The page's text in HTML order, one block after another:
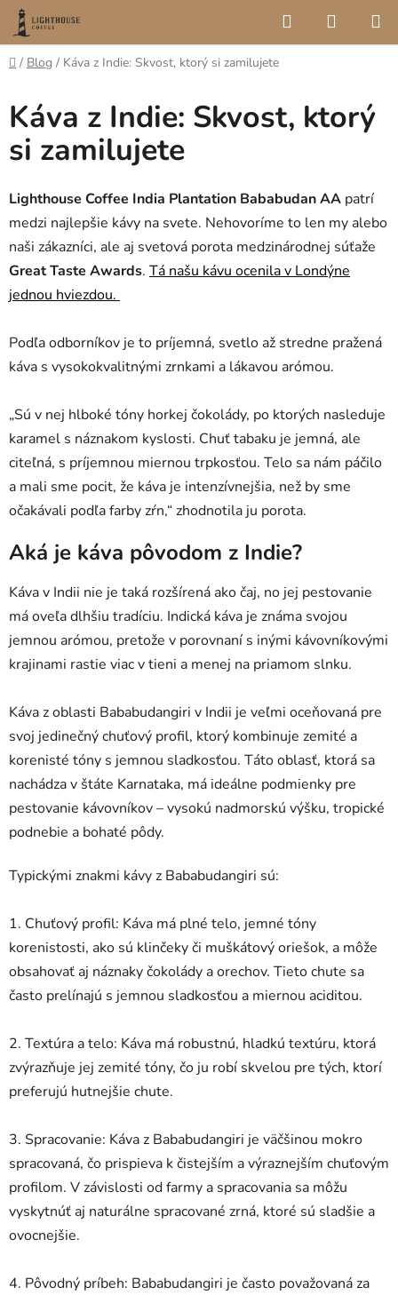
Prejsť
obsah
Hľadať
KOŠÍK
Domov
/ Blog / Káva z Indie: Skvost, ktorý si zamilujete
Káva z Indie: Skvost, ktorý
si zamilujete
Lighthouse Coffee India Plantation Bababudan AA patrí
medzi najlepšie kávy na svete. Nehovoríme to len my alebo
naši zákazníci, ale aj svetová porota medzinárodnej súťaže
Great Taste Awards. Tá našu kávu ocenila v Londýne
jednou hviezdou.
Podľa odborníkov je to príjemná, svetlo až stredne pražená
káva s vysokokvalitnými zrnkami a lákavou arómou.
„Sú v nej hlboké tóny horkej čokolády, po ktorých nasleduje
karamel s náznakom kyslosti. Chuť tabaku je jemná, ale
citeľná, s príjemnou miernou trpkosťou. Telo sa nám páčilo
a mali sme pocit, že káva je intenzívnejšia, než by sme
očakávali podľa farby zŕn,“ zhodnotila ju porota.
Aká je káva pôvodom z Indie?
Káva v Indii nie je taká rozšírená ako čaj, no jej pestovanie
má oveľa dlhšiu tradíciu. Indická káva je známa svojou
jemnou arómou, pretože v porovnaní s inými kávovníkovými
krajinami rastie viac v tieni a menej na priamom slnku.
Káva z oblasti Bababudangiri v Indii je veľmi oceňovaná pre
svoj jedinečný chuťový profil, ktorý kombinuje zemité a
korenisté tóny s jemnou sladkosťou. Táto oblasť, ktorá sa
nachádza v štáte Karnataka, má ideálne podmienky pre
pestovanie kávovníkov – vysokú nadmorskú výšku, tropické
podnebie a bohaté pôdy.
Typickými znakmi kávy z Bababudangiri sú:
1. Chuťový profil: Káva má plné telo, jemné tóny
korenistosti, ako sú klinčeky či muškátový oriešok, a môže
obsahovať aj náznaky čokolády a orechov. Tieto chute sa
často prelínajú s jemnou sladkosťou a miernou aciditou.
2. Textúra a telo: Káva má robustnú, hladkú textúru, ktorá
zvýrazňuje jej zemité tóny, čo ju robí skvelou pre tých, ktorí
preferujú hutnejšie chute.
3. Spracovanie: Káva z Bababudangiri je väčšinou mokro
spracovaná, čo prispieva k čistejším a výraznejším chuťovým
profilom. V závislosti od farmy a spracovania sa môžu
vyskytnúť aj naturálne spracované zrná, ktoré sú sladšie a
ovocnejšie.
4. Pôvodný príbeh: Bababudangiri je často považovaná za